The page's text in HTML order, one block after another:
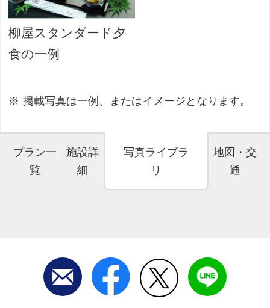
柳屋スタンダード夕
食の一例
掲載写真は一例、またはイメージとなります。
プラン一
覧
施設詳
細
写真ライブラ
リ
地図・交
通